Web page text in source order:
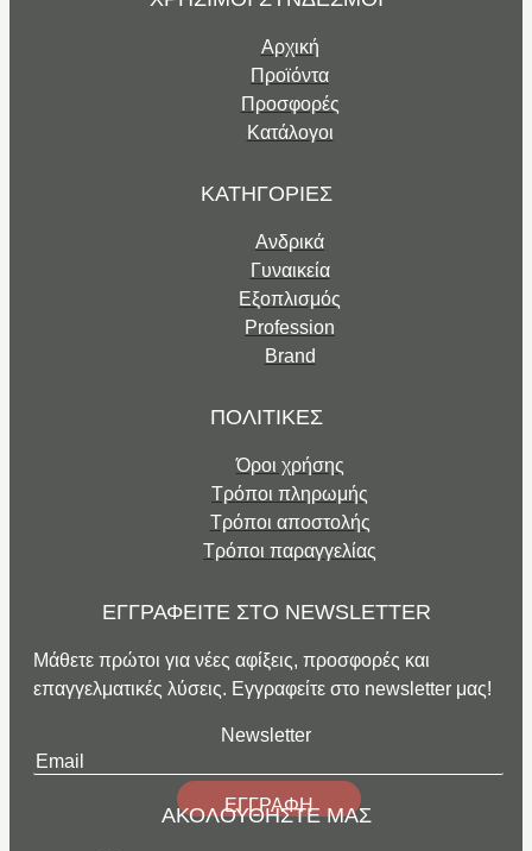
Αρχική
Προϊόντα
Προσφορές
Κατάλογοι
ΚΑΤΗΓΟΡΙΕΣ
Ανδρικά
Γυναικεία
Εξοπλισμός
Profession
Brand
ΠΟΛΙΤΙΚΕΣ
Όροι χρήσης
Τρόποι πληρωμής
Τρόποι αποστολής
Τρόποι παραγγελίας
ΕΓΓΡΑΦΕΙΤΕ ΣΤΟ NEWSLETTER
Μάθετε πρώτοι για νέες αφίξεις, προσφορές και
επαγγελματικές λύσεις. Εγγραφείτε στο newsletter μας!
Newsletter
ΕΓΓΡΑΦΗ
ΑΚΟΛΟΥΘΗΣΤΕ ΜΑΣ